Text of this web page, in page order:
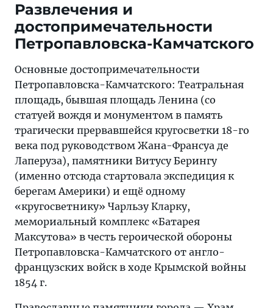
Развлечения и
достопримечательности
Петропавловска-Камчатского
Основные достопримечательности
Петропавловска-Камчатского: Театральная
площадь, бывшая площадь Ленина (со
статуей вождя и монументом в память
трагически прервавшейся кругосветки 18-го
века под руководством Жана-Франсуа де
Лаперуза), памятники Витусу Берингу
(именно отсюда стартовала экспедиция к
берегам Америки) и ещё одному
«кругосветнику» Чарльзу Кларку,
мемориальный комплекс «Батарея
Максутова» в честь героической обороны
Петропавловска-Камчатского от англо-
французских войск в ходе Крымской войны
1854 г.